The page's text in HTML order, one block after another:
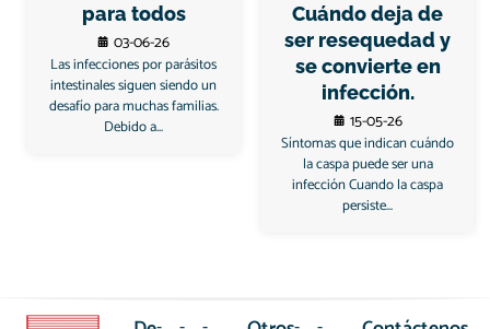
para todos
03-06-26
Las infecciones por parásitos
intestinales siguen siendo un
desafío para muchas familias.
Debido a...
Cuándo deja de
ser resequedad y
se convierte en
infección.
15-05-26
Síntomas que indican cuándo
la caspa puede ser una
infección Cuando la caspa
persiste...